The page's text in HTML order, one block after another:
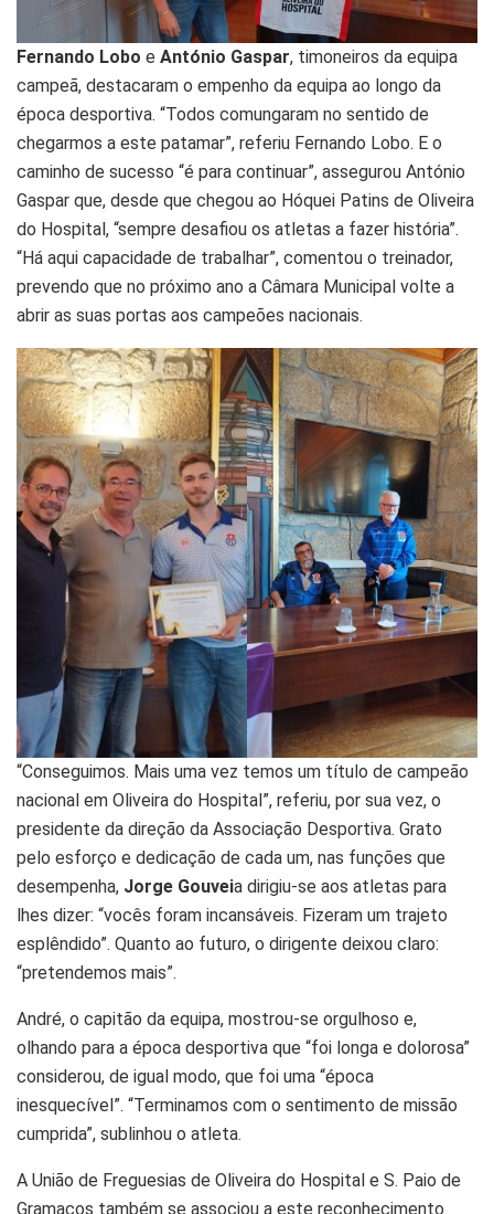
Fernando Lobo e António Gaspar, timoneiros da equipa
campeã, destacaram o empenho da equipa ao longo da
época desportiva. “Todos comungaram no sentido de
chegarmos a este patamar”, referiu Fernando Lobo. E o
caminho de sucesso “é para continuar”, assegurou António
Gaspar que, desde que chegou ao Hóquei Patins de Oliveira
do Hospital, “sempre desafiou os atletas a fazer história”.
“Há aqui capacidade de trabalhar”, comentou o treinador,
prevendo que no próximo ano a Câmara Municipal volte a
abrir as suas portas aos campeões nacionais.
“Conseguimos. Mais uma vez temos um título de campeão
nacional em Oliveira do Hospital”, referiu, por sua vez, o
presidente da direção da Associação Desportiva. Grato
pelo esforço e dedicação de cada um, nas funções que
desempenha, Jorge Gouveia dirigiu-se aos atletas para
lhes dizer: “vocês foram incansáveis. Fizeram um trajeto
esplêndido”. Quanto ao futuro, o dirigente deixou claro:
“pretendemos mais”.
André, o capitão da equipa, mostrou-se orgulhoso e,
olhando para a época desportiva que “foi longa e dolorosa”
considerou, de igual modo, que foi uma “época
inesquecível”. “Terminamos com o sentimento de missão
cumprida”, sublinhou o atleta.
A União de Freguesias de Oliveira do Hospital e S. Paio de
Gramaços também se associou a este reconhecimento.